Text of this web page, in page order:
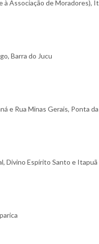
à Associação de Moradores),
Barra do Jucu
e Rua Minas Gerais, Ponta
Divino Espírito Santo e Itapuã